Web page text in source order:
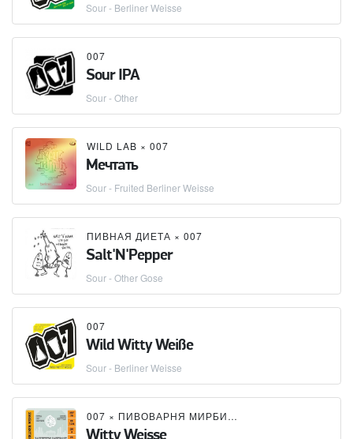
Sour - Berliner Weisse
007
Sour IPA
Sour - Other
WILD LAB × 007
Мечтать
Sour - Fruited Berliner Weisse
ПИВНАЯ ДИЕТА × 007
Salt'N'Pepper
Sour - Other Gose
007
Wild Witty Weiße
Sour - Berliner Weisse
007 × ПИВОВАРНЯ МИРБИР (MIRBEER BREWERY)